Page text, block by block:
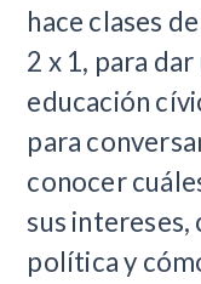
hace clases
2 x 1, para
educación
para
conocer
sus intereses,
política y